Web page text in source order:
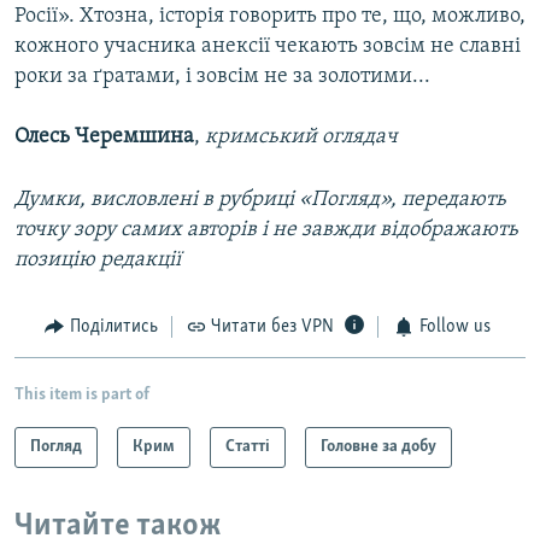
Росії». Хтозна, історія говорить про те, що, можливо,
кожного учасника анексії чекають зовсім не славні
роки за ґратами, і зовсім не за золотими...
Олесь Черемшина, кримський оглядач
Думки, висловлені в рубриці «Погляд», передають
точку зору самих авторів і не завжди відображають
позицію редакції
Поділитись Читати без VPN Follow us
This item is part of
Погляд Крим Статті Головне за добу
Читайте також